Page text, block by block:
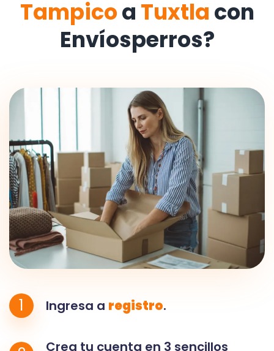
Tampicoa Tuxtla con
Envíosperros?
1 Ingresa a registro.
Crea tu cuenta en 3 sencillos